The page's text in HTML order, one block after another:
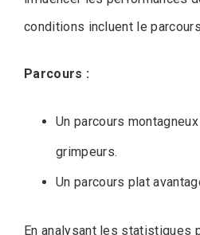
conditions incluent le
Parcours :
Un parcours
grimpeurs.
Un parcours plat
En analysant les statistiques